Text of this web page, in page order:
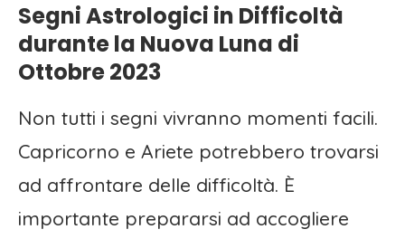
Segni Astrologici in Difficoltà
durante la Nuova Luna di
Ottobre 2023
Non tutti i segni vivranno momenti facili.
Capricorno e Ariete potrebbero trovarsi
ad affrontare delle difficoltà. È
importante prepararsi ad accogliere